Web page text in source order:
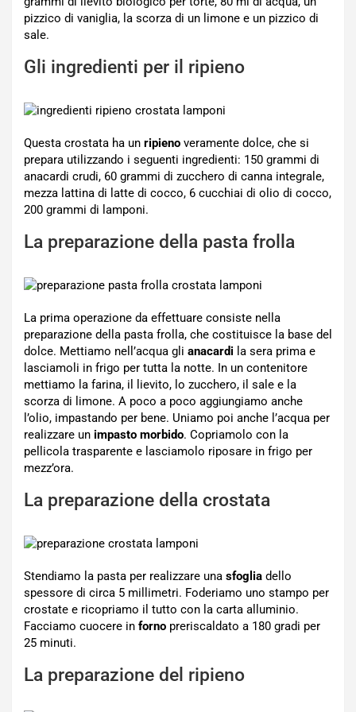
pizzico di vaniglia, la scorza di un limone e un pizzico di
sale.
Gli ingredienti per il ripieno
Questa crostata ha un ripieno veramente dolce, che si
prepara utilizzando i seguenti ingredienti: 150 grammi di
anacardi crudi, 60 grammi di zucchero di canna integrale,
mezza lattina di latte di cocco, 6 cucchiai di olio di cocco,
200 grammi di lamponi.
La preparazione della pasta frolla
La prima operazione da effettuare consiste nella
preparazione della pasta frolla, che costituisce la base del
dolce. Mettiamo nell’acqua gli anacardi la sera prima e
lasciamoli in frigo per tutta la notte. In un contenitore
mettiamo la farina, il lievito, lo zucchero, il sale e la
scorza di limone. A poco a poco aggiungiamo anche
l’olio, impastando per bene. Uniamo poi anche l’acqua per
realizzare un impasto morbido. Copriamolo con la
pellicola trasparente e lasciamolo riposare in frigo per
mezz’ora.
La preparazione della crostata
Stendiamo la pasta per realizzare una sfoglia dello
spessore di circa 5 millimetri. Foderiamo uno stampo per
crostate e ricopriamo il tutto con la carta alluminio.
Facciamo cuocere in forno preriscaldato a 180 gradi per
25 minuti.
La preparazione del ripieno